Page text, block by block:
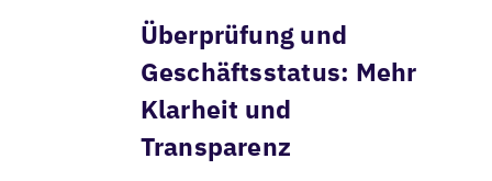
Überprüfung und
Geschäftsstatus: Mehr
Klarheit und
Transparenz